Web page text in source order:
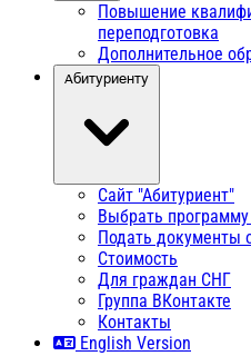
Повышение
переподготовка
Дополнительное
Абитуриенту
Сайт "Абитуриент"
Выбрать
Подать документы
Стоимость
Для граждан СНГ
Группа ВКонтакте
Контакты
English Version